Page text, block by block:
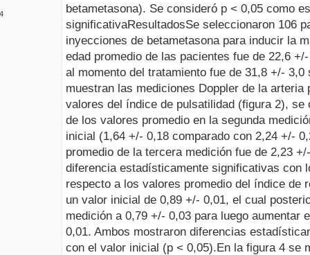
betametasona). Se consideró p < 0,05 como
significativaResultadosSe seleccionaron 106
inyecciones de betametasona para inducir la
edad promedio de las pacientes fue de 22,6
al momento del tratamiento fue de 31,8 +/- 3,0
muestran las mediciones Doppler de la arteria
valores del índice de pulsatilidad (figura 2),
de los valores promedio en la segunda
inicial (1,64 +/- 0,18 comparado con 2,24 +/-
promedio de la tercera medición fue de 2,23
diferencia estadísticamente significativas con
respecto a los valores promedio del índice de
un valor inicial de 0,89 +/- 0,01, el cual
medición a 0,79 +/- 0,03 para luego aumentar
0,01. Ambos mostraron diferencias
con el valor inicial (p < 0,05).En la figura 4 se